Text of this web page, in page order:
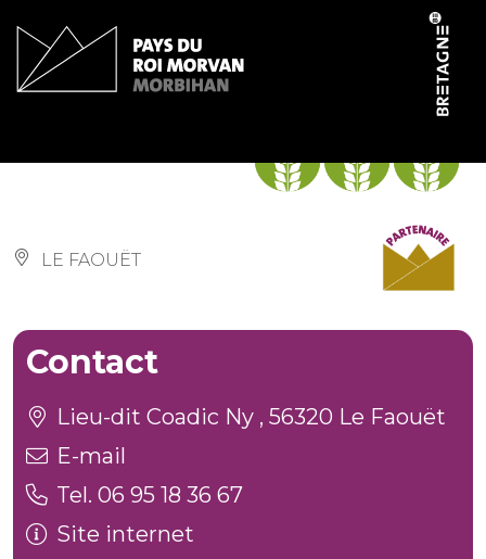
LE FAOUËT
Contact
Lieu-dit Coadic Ny , 56320 Le Faouët
E-mail
Tel. 06 95 18 36 67
Site internet